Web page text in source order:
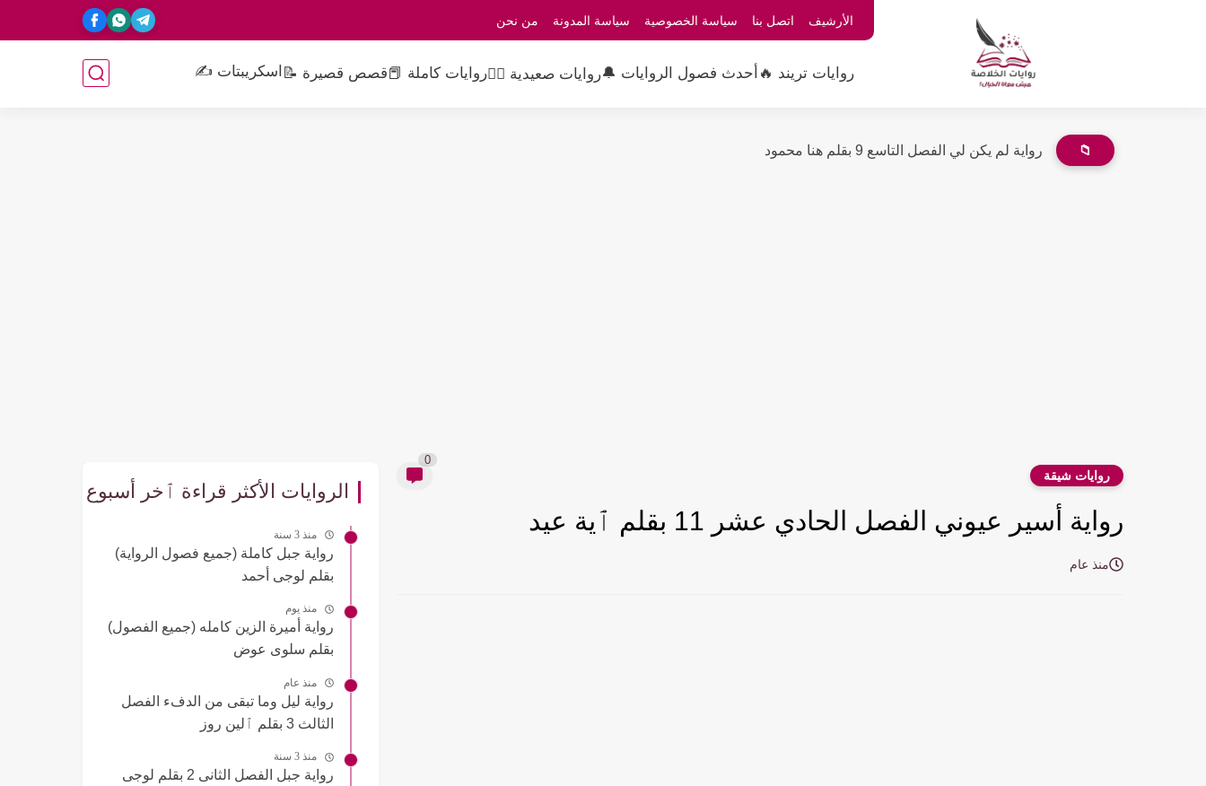
الأرشيف اتصل بنا سياسة الخصوصية سياسة المدونة من نحن
روايات تريند 🔥 أحدث فصول الروايات 🔔روايات صعيدية 👳‍♂️روايات كاملة 📕قصص قصيرة 📝 اسكريبتات ✍️
📁 رواية لم يكن لي الفصل التاسع 9 بقلم هنا محمود
روايات شيقة
0
رواية أسير عيوني الفصل الحادي عشر 11 بقلم ٱية عيد
منذ عام
الروايات الأكثر قراءة ٱخر أسبوع
منذ 3 سنة
رواية جبل كاملة (جميع فصول الرواية)
بقلم لوجى أحمد
منذ يوم
رواية أميرة الزين كامله (جميع الفصول)
بقلم سلوى عوض
منذ عام
رواية ليل وما تبقى من الدفء الفصل
الثالث 3 بقلم ٱلين روز
منذ 3 سنة
رواية جبل الفصل الثانى 2 بقلم لوجى